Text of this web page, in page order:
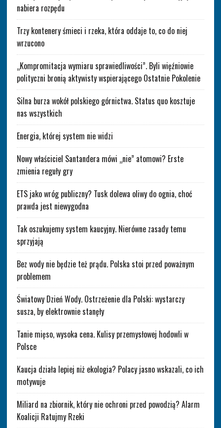
nabiera rozpędu
Trzy kontenery śmieci i rzeka, która oddaje to, co do niej
wrzucono
„Kompromitacja wymiaru sprawiedliwości”. Byli więźniowie
polityczni bronią aktywisty wspierającego Ostatnie Pokolenie
Silna burza wokół polskiego górnictwa. Status quo kosztuje
nas wszystkich
Energia, której system nie widzi
Nowy właściciel Santandera mówi „nie” atomowi? Erste
zmienia reguły gry
ETS jako wróg publiczny? Tusk dolewa oliwy do ognia, choć
prawda jest niewygodna
Tak oszukujemy system kaucyjny. Nierówne zasady temu
sprzyjają
Bez wody nie będzie też prądu. Polska stoi przed poważnym
problemem
Światowy Dzień Wody. Ostrzeżenie dla Polski: wystarczy
susza, by elektrownie stanęły
Tanie mięso, wysoka cena. Kulisy przemysłowej hodowli w
Polsce
Kaucja działa lepiej niż ekologia? Polacy jasno wskazali, co ich
motywuje
Miliard na zbiornik, który nie ochroni przed powodzią? Alarm
Koalicji Ratujmy Rzeki